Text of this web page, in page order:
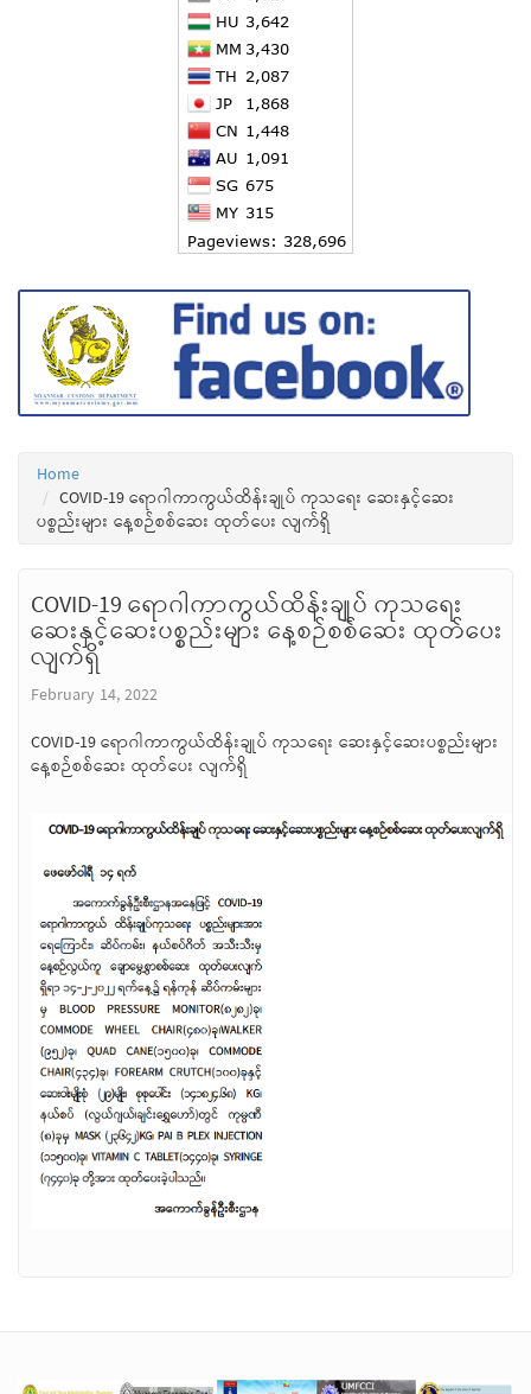
Home
COVID-19 ရောဂါကာကွယ်ထိန်းချုပ် ကုသရေး ဆေးနှင့်ဆေး
ပစ္စည်းများ နေ့စဉ်စစ်ဆေး ထုတ်ပေး လျက်ရှိ
COVID-19 ရောဂါကာကွယ်ထိန်းချုပ် ကုသရေး
ဆေးနှင့်ဆေးပစ္စည်းများ နေ့စဉ်စစ်ဆေး ထုတ်ပေး
လျက်ရှိ
February 14, 2022
COVID-19 ရောဂါကာကွယ်ထိန်းချုပ် ကုသရေး ဆေးနှင့်ဆေးပစ္စည်းများ
နေ့စဉ်စစ်ဆေး ထုတ်ပေး လျက်ရှိ